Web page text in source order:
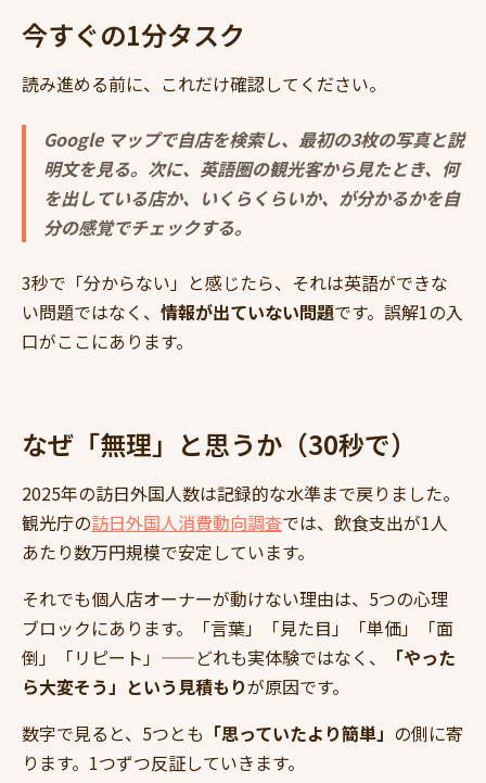
今すぐの1分タスク
読み進める前に、これだけ確認してください。
Google マップで自店を検索し、最初の3枚の写真と説
明文を見る。次に、英語圏の観光客から見たとき、何
を出している店か、いくらくらいか、が分かるかを自
分の感覚でチェックする。
3秒で「分からない」と感じたら、それは英語ができな
い問題ではなく、 情報が出ていない問題です。誤解1の入
口がここにあります。
なぜ「無理」と思うか（30秒で）
2025年の訪日外国人数は記録的な水準まで戻りました。
観光庁の訪日外国人消費動向調査では、飲食支出が1人
あたり数万円規模で安定しています。
それでも個人店オーナーが動けない理由は、5つの心理
ブロックにあります。「言葉」「見た目」「単価」「面
倒」「リピート」——どれも実体験ではなく、
「やった
ら大変そう」という見積もりが原因です。
数字で見ると、5つとも 「思っていたより簡単」 の側に寄
ります。1つずつ反証していきます。